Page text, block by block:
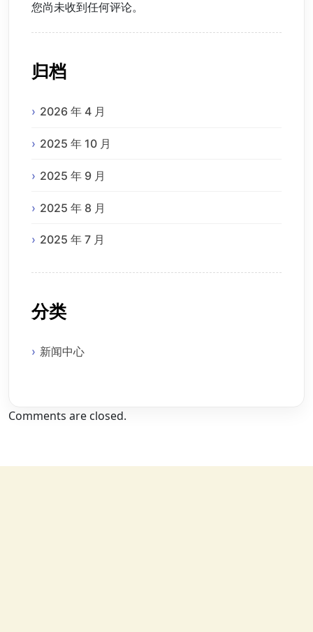
您尚未收到任何评论。
归档
2026 年 4 月
2025 年 10 月
2025 年 9 月
2025 年 8 月
2025 年 7 月
分类
新闻中心
Comments are closed.